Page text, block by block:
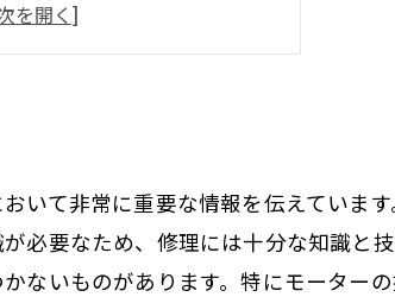
道具と技術
切な使用方法
いて非常に重要な情報を伝えていま
必要なため、修理には十分な知識と
ないものがあります。特にモーター